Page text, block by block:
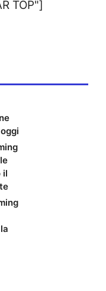
TOP"]
il